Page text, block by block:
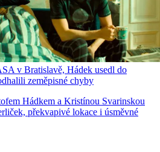
v Bratislavě, Hádek usedl do
zeměpisné chyby
Hádkem a Kristínou Svarinskou
překvapivé lokace i úsměvné